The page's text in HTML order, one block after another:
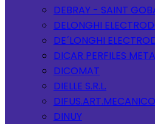
DEBRAY - SAINT
DELONGHI
DE´LONGHI
DICAR PERFILES
DICOMAT
DIELLE S.R.L.
DINUY